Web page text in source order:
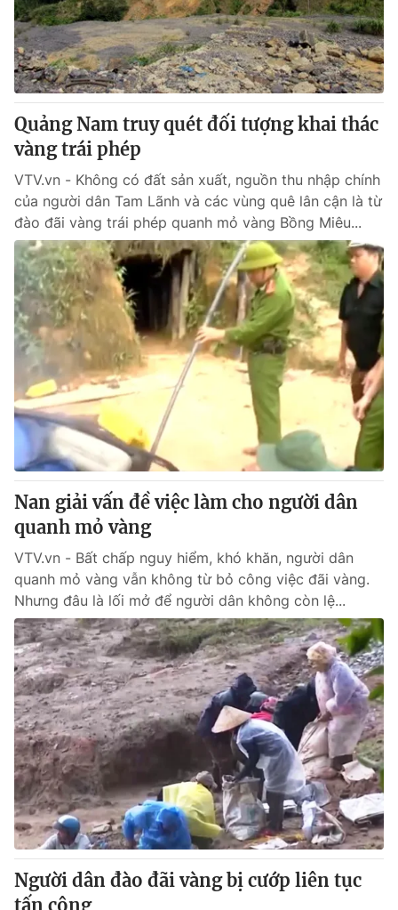
® Cấm sao chép dưới mọi hình thức nếu không có sự chấp
thuận bằng văn bản. Ghi rõ nguồn VTV.vn khi phát hành lại
thông tin từ website này.
Quảng Nam truy quét đối tượng khai thác
vàng trái phép
VTV.vn - Không có đất sản xuất, nguồn thu nhập chính
của người dân Tam Lãnh và các vùng quê lân cận là từ
đào đãi vàng trái phép quanh mỏ vàng Bồng Miêu...
Nan giải vấn đề việc làm cho người dân
quanh mỏ vàng
VTV.vn - Bất chấp nguy hiểm, khó khăn, người dân
quanh mỏ vàng vẫn không từ bỏ công việc đãi vàng.
Nhưng đâu là lối mở để người dân không còn lệ...
Người dân đào đãi vàng bị cướp liên tục
tấn công